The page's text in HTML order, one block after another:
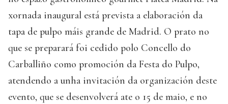
xornada inaugural está prevista a elaboración da
tapa de pulpo máis grande de Madrid. O prato no
que se preparará foi cedido polo Concello do
Carballiño como promoción da Festa do Pulpo,
atendendo a unha invitación da organización deste
evento, que se desenvolverá ate o 15 de maio, e no